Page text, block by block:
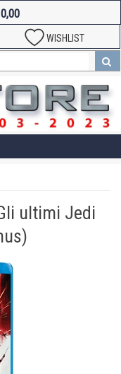
WISHLIST
ultimi Jedi